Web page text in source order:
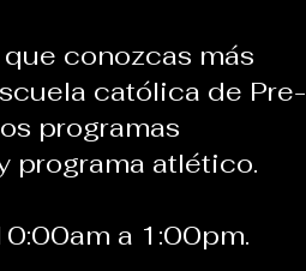
conozcas más
católica de Pre-
programas
programa atlético.
a 1:00pm.